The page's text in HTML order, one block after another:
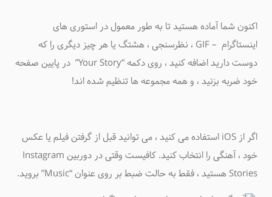
اکنون شما آماده هستید تا به طور معمول در استوری های
اینستاگرام – GIF ، نظرسنجی ، هشتگ یا هر چیز دیگری را که
دوست دارید اضافه کنید ، روی دکمه “Your Story” در پایین صفحه
خود ضربه بزنید ، و همه مجموعه ها تنظیم شده اند!
اگر از iOS استفاده می کنید ، می توانید قبل از گرفتن فیلم یا عکس
خود ، آهنگی را انتخاب کنید. کافیست وقتی در دوربین Instagram
Stories هستید ، فقط به حالت ضبط بر روی عنوان “Music” بروید.